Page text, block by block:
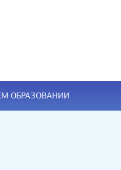
ОБРАЗОВАНИИ